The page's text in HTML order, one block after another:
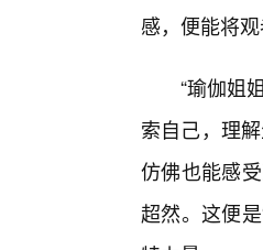
感，便能将
“瑜伽姐
索自己，理
仿佛也能感
超然。这便